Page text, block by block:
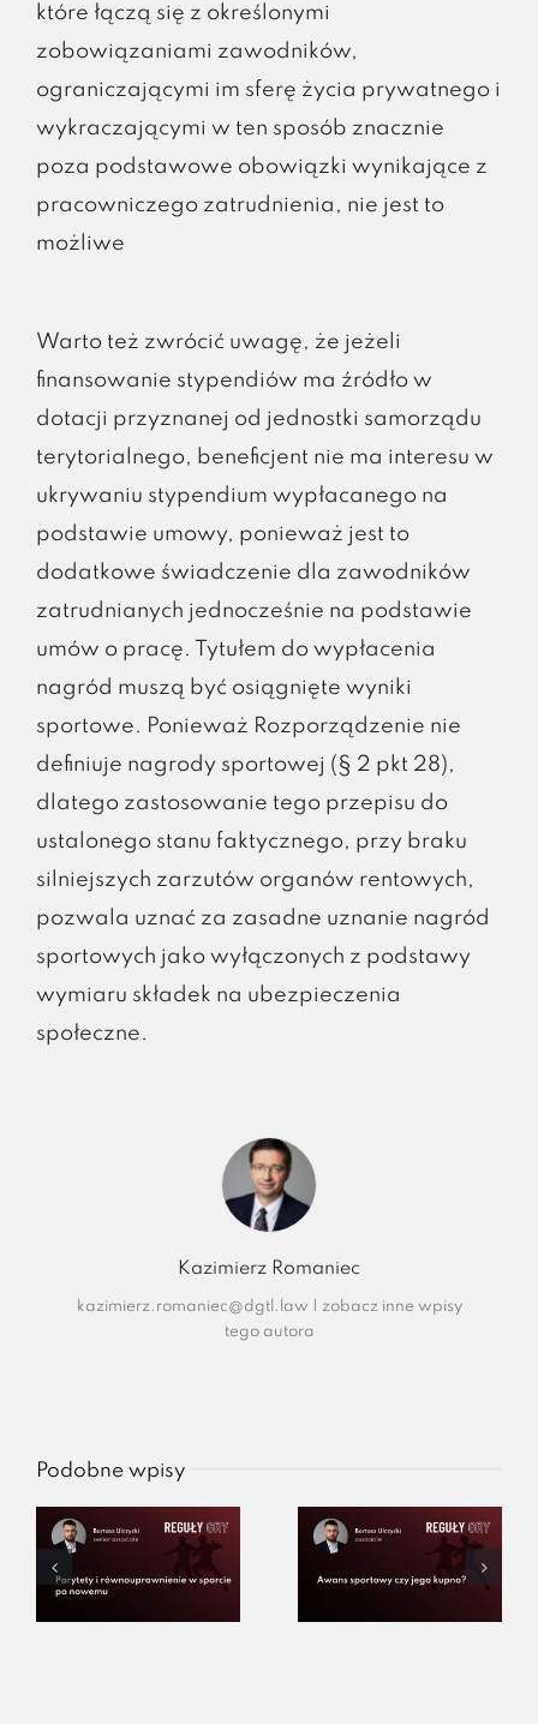
które łączą się z określonymi
zobowiązaniami zawodników,
ograniczającymi im sferę życia prywatnego i
wykraczającymi w ten sposób znacznie
poza podstawowe obowiązki wynikające z
pracowniczego zatrudnienia, nie jest to
możliwe
Warto też zwrócić uwagę, że jeżeli
finansowanie stypendiów ma źródło w
dotacji przyznanej od jednostki samorządu
terytorialnego, beneficjent nie ma interesu w
ukrywaniu stypendium wypłacanego na
podstawie umowy, ponieważ jest to
dodatkowe świadczenie dla zawodników
zatrudnianych jednocześnie na podstawie
umów o pracę. Tytułem do wypłacenia
nagród muszą być osiągnięte wyniki
sportowe. Ponieważ Rozporządzenie nie
definiuje nagrody sportowej (§ 2 pkt 28),
dlatego zastosowanie tego przepisu do
ustalonego stanu faktycznego, przy braku
silniejszych zarzutów organów rentowych,
pozwala uznać za zasadne uznanie nagród
sportowych jako wyłączonych z podstawy
wymiaru składek na ubezpieczenia
społeczne.
Kazimierz Romaniec
kazimierz.romaniec@dgtl.law
zobacz inne wpisy
tego autora
Podobne wpisy